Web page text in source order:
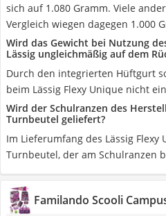
sich auf 1.080 Gramm. Viele
Vergleich wiegen dagegen 1.000
Wird das Gewicht bei Nutzung
Lässig ungleichmäßig auf dem
Durch den integrierten Hüftgurt
beim Lässig Flexy Unique nicht
Wird der Schulranzen des
Turnbeutel geliefert?
Im Lieferumfang des Lässig
Turnbeutel, der am Schulranzen
Familando Scooli